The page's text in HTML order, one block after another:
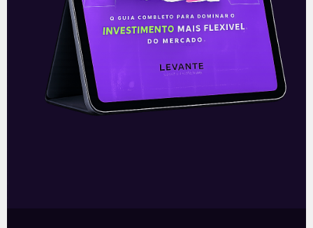
Leia mais
06/01/2021